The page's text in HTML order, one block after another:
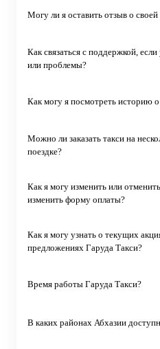
Могу ли я оставить отзыв о своей
Как связаться с поддержкой,
или проблемы?
Как могу я посмотреть историю о
Можно ли заказать такси на
поездке?
Как я могу изменить или
изменить форму оплаты?
Как я могу узнать о текущих
предложениях Гаруда Такси?
Время работы Гаруда Такси?
В каких районах Абхазии